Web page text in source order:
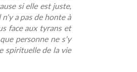
si elle est juste,
a pas de honte à
face aux tyrans et
personne ne s'y
spirituelle de la vie